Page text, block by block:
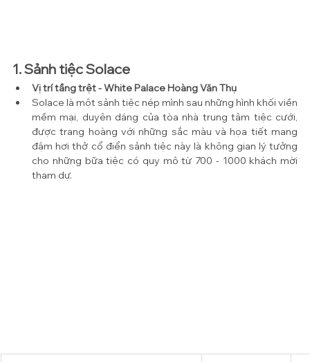
1. Sảnh tiệc Solace
Vị trí tầng trệt - White Palace Hoàng Văn Thụ
Solace là một sảnh tiệc nép mình sau những hình khối viền
mềm mại, duyên dáng của tòa nhà trung tâm tiệc cưới,
được trang hoàng với những sắc màu và họa tiết mang
đậm hơi thở cổ điển sảnh tiệc này là không gian lý tưởng
cho những bữa tiệc có quy mô từ 700 - 1000 khách mời
tham dự.